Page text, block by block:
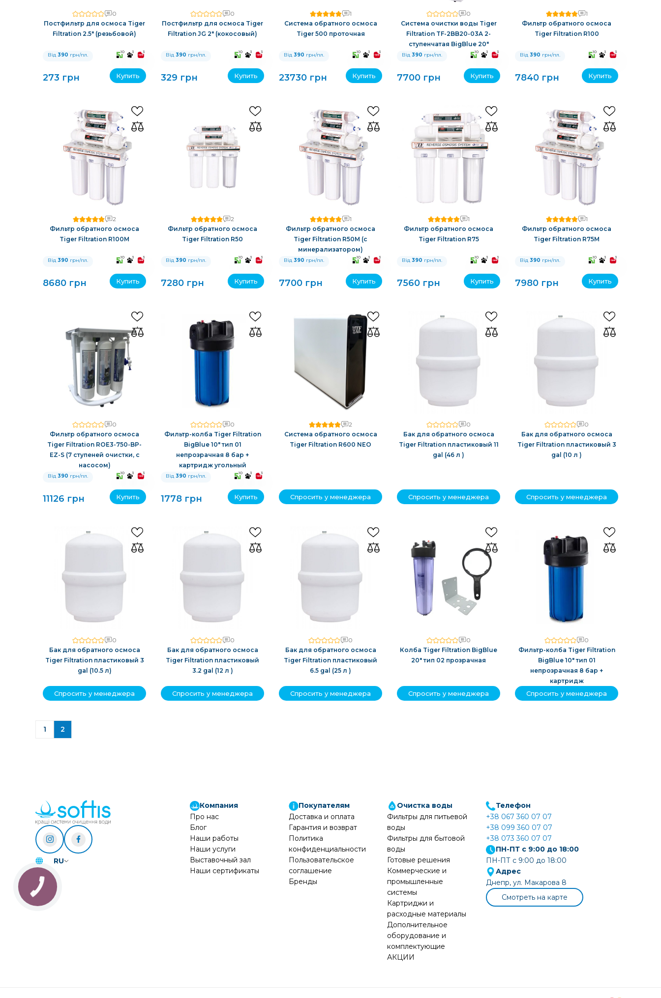
0
Постфильтр для осмоса Tiger
Filtration 2.5" (резьбовой)
Від 390 грн/пл. 10 3 3
273 грн Купить
0
Постфильтр для осмоса Tiger
Filtration JG 2" (кокосовый)
Від 390 грн/пл. 10 3 3
329 грн Купить
1
Система обратного осмоса
Tiger 500 проточная
Від 390 грн/пл. 10 3 3
23730 грн Купить
0
Система очистки воды Tiger
Filtration TF-2BB20-03A 2-
ступенчатая BigBlue 20"
Від 390 грн/пл. 10 3 3
7700 грн Купить
1
Фильтр обратного осмоса
Tiger Filtration R100
Від 390 грн/пл. 10 3 3
7840 грн Купить
2
Фильтр обратного осмоса
Tiger Filtration R100M
Від 390 грн/пл. 10 3 3
8680 грн Купить
2
Фильтр обратного осмоса
Tiger Filtration R50
Від 390 грн/пл. 10 3 3
7280 грн Купить
1
Фильтр обратного осмоса
Tiger Filtration R50M (с
минерализатором)
Від 390 грн/пл. 10 3 3
7700 грн Купить
1
Фильтр обратного осмоса
Tiger Filtration R75
Від 390 грн/пл. 10 3 3
7560 грн Купить
1
Фильтр обратного осмоса
Tiger Filtration R75M
Від 390 грн/пл. 10 3 3
7980 грн Купить
0
Фильтр обратного осмоса
Tiger Filtration ROE3-750-BP-
EZ-S (7 ступеней очистки, с
насосом)
Від 390 грн/пл. 10 3 3
11126 грн Купить
0
Фильтр-колба Tiger Filtration
BigBlue 10" тип 01
непрозрачная 8 бар +
картридж угольный
Від 390 грн/пл. 10 3 3
1778 грн Купить
2
Система обратного осмоса
Tiger Filtration R600 NEO
Спросить у менеджера
0
Бак для обратного осмоса
Tiger Filtration пластиковый 11
gal (46 л )
Спросить у менеджера
0
Бак для обратного осмоса
Tiger Filtration пластиковый 3
gal (10 л )
Спросить у менеджера
0
Бак для обратного осмоса
Tiger Filtration пластиковый 3
gal (10.5 л)
Спросить у менеджера
0
Бак для обратного осмоса
Tiger Filtration пластиковый
3.2 gal (12 л )
Спросить у менеджера
0
Бак для обратного осмоса
Tiger Filtration пластиковый
6.5 gal (25 л )
Спросить у менеджера
0
Колба Tiger Filtration BigBlue
20" тип 02 прозрачная
Спросить у менеджера
0
Фильтр-колба Tiger Filtration
BigBlue 10" тип 01
непрозрачная 8 бар +
картридж
Спросить у менеджера
1 2
RU
Компания
Про нас
Блог
Наши работы
Наши услуги
Выставочный зал
Наши сертификаты
Покупателям
Доставка и оплата
Гарантия и возврат
Политика
конфиденциальности
Пользовательское
соглашение
Бренды
Очистка воды
Фильтры для питьевой
воды
Фильтры для бытовой
воды
Готовые решения
Коммерческие и
промышленные
системы
Картриджи и
расходные материалы
Дополнительное
оборудование и
комплектующие
АКЦИИ
Телефон
+38 067 360 07 07
+38 099 360 07 07
+38 073 360 07 07
ПН-ПТ с 9:00 до 18:00
ПН-ПТ с 9:00 до 18:00
Адрес
Днепр, ул. Макарова 8
Смотреть на карте